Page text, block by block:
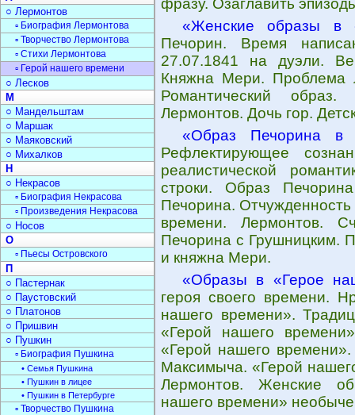
фразу. Озаглавить
«Женские образы в
Печорин. Время
27.07.1841 на дуэли.
Княжна Мери. Проблема
Романтический
Лермонтов. Дочь гор.
«Образ Печорина в
Рефлектирующее
реалистической
строки. Образ
Печорина.
времени. Лермонтов.
Печорина с Грушницким.
и княжна Мери.
«Образы в «Герое
героя своего времени.
нашего времени».
«Герой нашего
«Герой нашего
Максимыча. «Герой
Лермонтов. Женские
нашего времени»
○ Лермонтов
▫ Биография Лермонтова
▫ Творчество Лермонтова
▫ Стихи Лермонтова
▫ Герой нашего времени
○ Лесков
М
○ Мандельштам
○ Маршак
○ Маяковский
○ Михалков
Н
○ Некрасов
▫ Биография Некрасова
▫ Произведения Некрасова
○ Носов
О
▫ Пьесы Островского
П
○ Пастернак
○ Паустовский
○ Платонов
○ Пришвин
○ Пушкин
▫ Биография Пушкина
• Семья Пушкина
• Пушкин в лицее
• Пушкин в Петербурге
▫ Творчество Пушкина